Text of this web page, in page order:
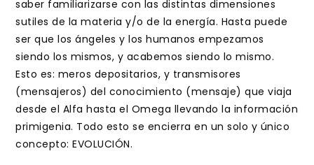
saber familiarizarse con las distintas dimensiones
sutiles de la materia y/o de la energía. Hasta puede
ser que los ángeles y los humanos empezamos
siendo los mismos, y acabemos siendo lo mismo.
Esto es: meros depositarios, y transmisores
(mensajeros) del conocimiento (mensaje) que viaja
desde el Alfa hasta el Omega llevando la información
primigenia. Todo esto se encierra en un solo y único
concepto: EVOLUCIÓN.